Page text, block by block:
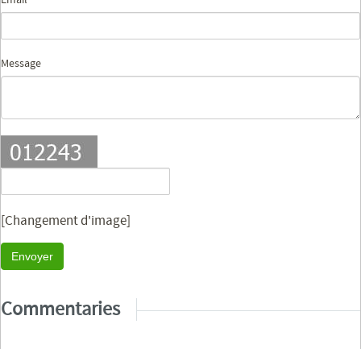
Message
[Changement d'image]
Envoyer
Commentaries